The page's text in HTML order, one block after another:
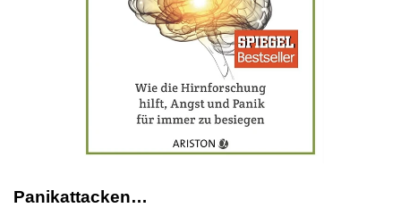
Panikattacken…